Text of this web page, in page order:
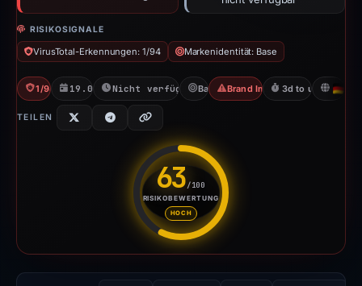
RISIKOSIGNALE
VirusTotal-Erkennungen: 1/94 Markenidentität: Base
1/94 VT 19.04.2026Nicht verfügbar seit 23.04.2026
Base Brand Impersonation3d to unavailable
TEILEN
63/100
RISIKOBEWERTUNG
HOCH
Risikobewertung: 63 von